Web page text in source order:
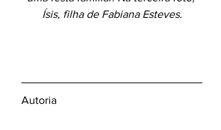
Ísis, filha de Fabiana Esteves.
Autoria